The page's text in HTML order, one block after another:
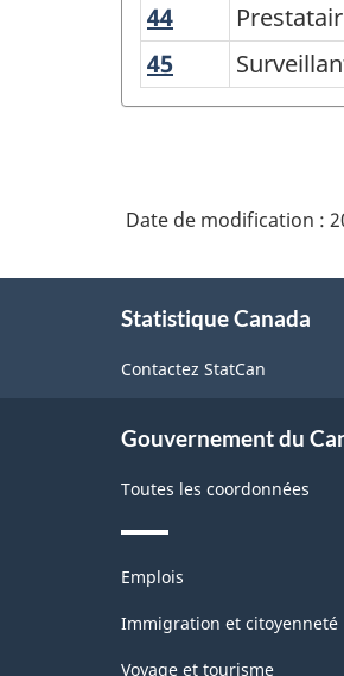
Variante
de
la
des
2021
version
avec
agrégats
pour
l'analyse
de
44 Prestataires
de
soins
et
soutien
juridique
et
la
du
public
45 Surveillants/
d'élèves,
professions
Date de modification :
Statistique Canada
Contactez StatCan
Gouvernement du
Toutes les coordonnées
Thèmes
sujets
Emplois
Immigration et citoyenneté
Voyage et tourisme